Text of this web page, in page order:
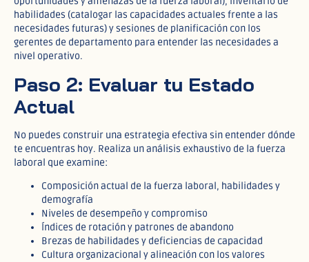
habilidades (catalogar las capacidades actuales frente a las
necesidades futuras) y sesiones de planificación con los
gerentes de departamento para entender las necesidades a
nivel operativo.
Paso 2: Evaluar tu Estado
Actual
No puedes construir una estrategia efectiva sin entender dónde
te encuentras hoy. Realiza un análisis exhaustivo de la fuerza
laboral que examine:
Composición actual de la fuerza laboral, habilidades y
demografía
Niveles de desempeño y compromiso
Índices de rotación y patrones de abandono
Brezas de habilidades y deficiencias de capacidad
Cultura organizacional y alineación con los valores